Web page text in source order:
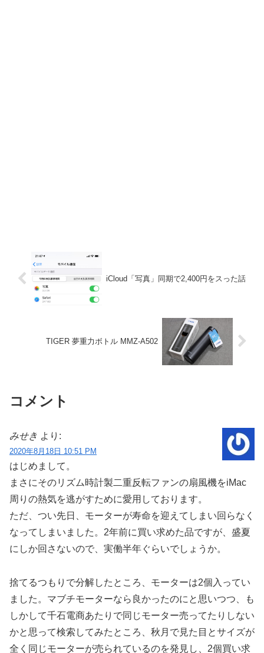
iCloud「写真」同期で2,400円をスった話
TIGER 夢重力ボトル MMZ-A502
コメント
みせき より:
2020年8月18日 10:51 PM
はじめまして。
まさにそのリズム時計製二重反転ファンの扇風機をiMac
周りの熱気を逃がすために愛用しております。
ただ、つい先日、モーターが寿命を迎えてしまい回らなく
なってしまいました。2年前に買い求めた品ですが、盛夏
にしか回さないので、実働半年ぐらいでしょうか。
捨てるつもりで分解したところ、モーターは2個入ってい
ました。マブチモーターなら良かったのにと思いつつ、も
しかして千石電商あたりで同じモーター売ってたりしない
かと思って検索してみたところ、秋月で見た目とサイズが
全く同じモーターが売られているのを発見し、2個買い求